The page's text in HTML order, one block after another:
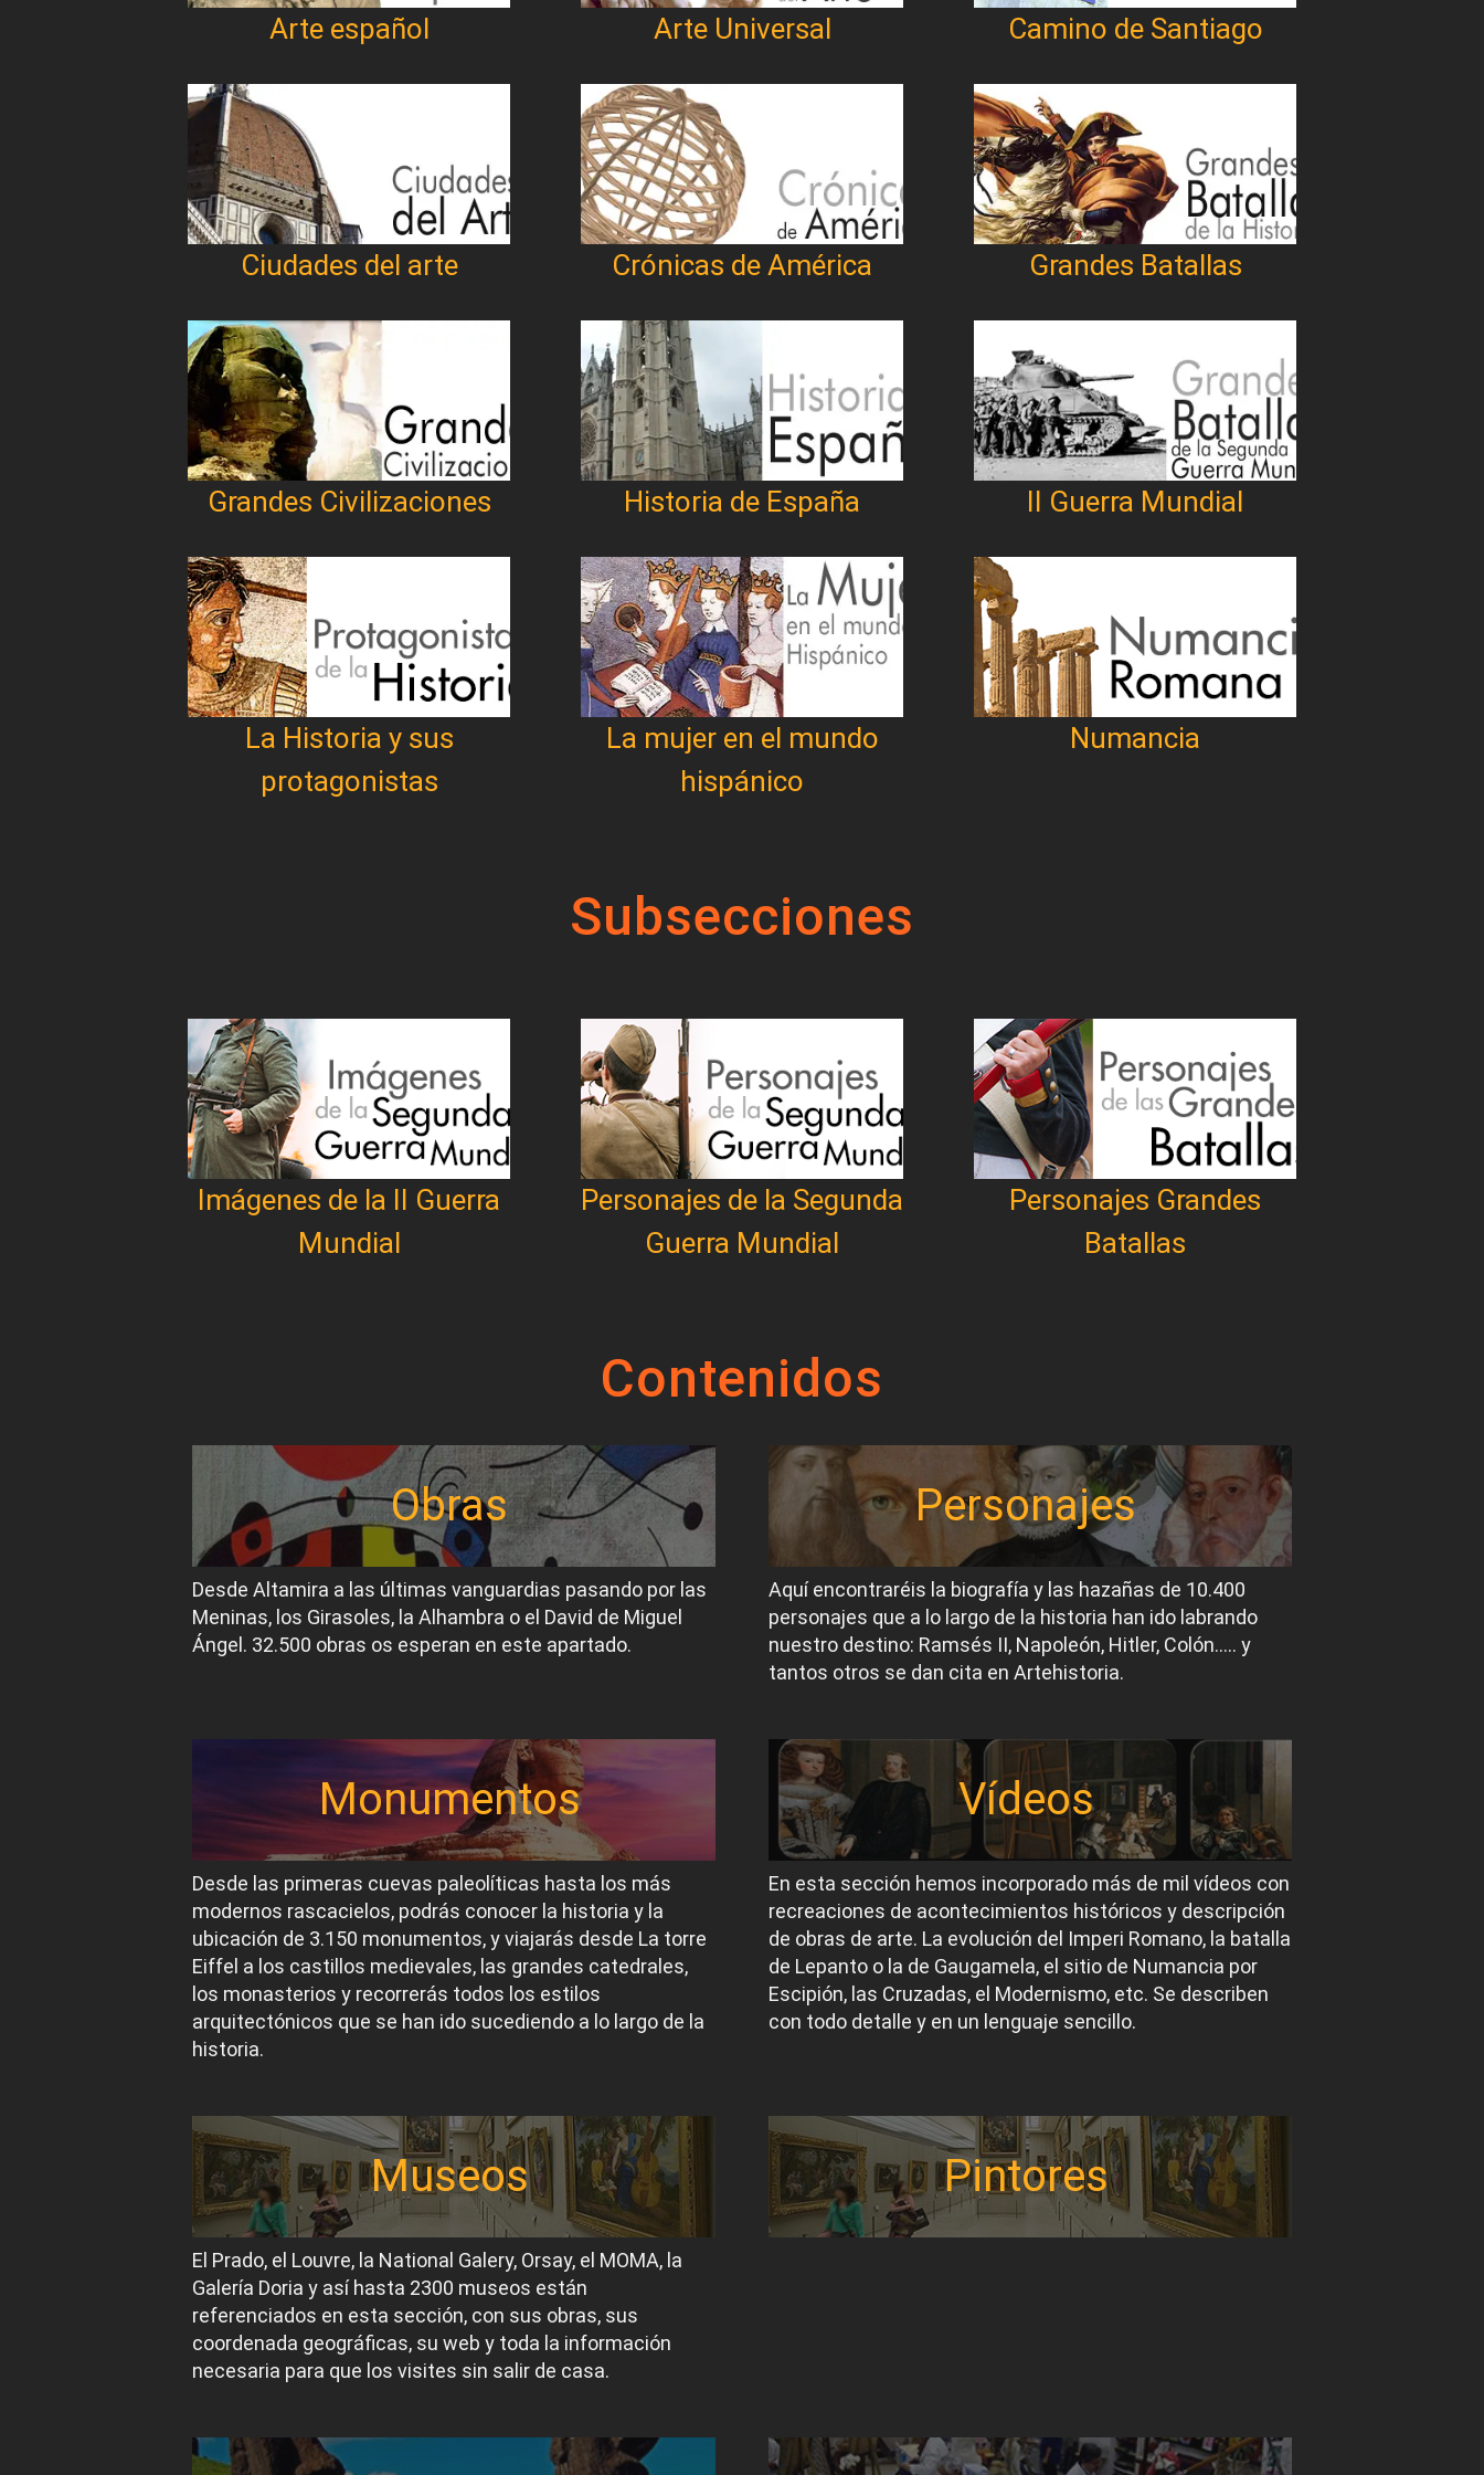
Arte español Arte Universal Camino de Santiago
Ciudades del arte Crónicas de América Grandes Batallas
Grandes Civilizaciones Historia de España II Guerra Mundial
La Historia y sus
protagonistas
La mujer en el mundo
hispánico
Numancia
Subsecciones
Imágenes de la II Guerra
Mundial
Personajes de la Segunda
Guerra Mundial
Personajes Grandes
Batallas
Contenidos
Obras
Desde Altamira a las últimas vanguardias pasando por las
Meninas, los Girasoles, la Alhambra o el David de Miguel
Ángel. 32.500 obras os esperan en este apartado.
Personajes
Aquí encontraréis la biografía y las hazañas de 10.400
personajes que a lo largo de la historia han ido labrando
nuestro destino: Ramsés II, Napoleón, Hitler, Colón….. y
tantos otros se dan cita en Artehistoria.
Monumentos
Desde las primeras cuevas paleolíticas hasta los más
modernos rascacielos, podrás conocer la historia y la
ubicación de 3.150 monumentos, y viajarás desde La torre
Eiffel a los castillos medievales, las grandes catedrales,
los monasterios y recorrerás todos los estilos
arquitectónicos que se han ido sucediendo a lo largo de la
historia.
Vídeos
En esta sección hemos incorporado más de mil vídeos con
recreaciones de acontecimientos históricos y descripción
de obras de arte. La evolución del Imperi Romano, la batalla
de Lepanto o la de Gaugamela, el sitio de Numancia por
Escipión, las Cruzadas, el Modernismo, etc. Se describen
con todo detalle y en un lenguaje sencillo.
Museos
El Prado, el Louvre, la National Galery, Orsay, el MOMA, la
Galería Doria y así hasta 2300 museos están
referenciados en esta sección, con sus obras, sus
coordenada geográficas, su web y toda la información
necesaria para que los visites sin salir de casa.
Pintores